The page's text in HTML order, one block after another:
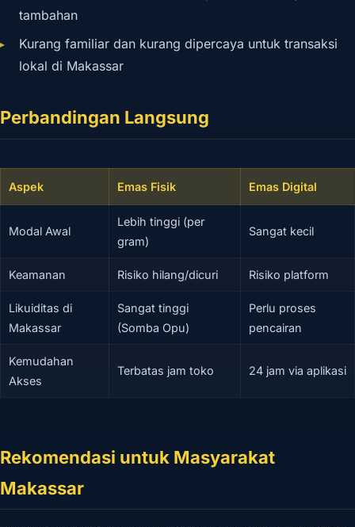
tambahan
Kurang familiar dan kurang dipercaya untuk transaksi
lokal di Makassar
Perbandingan Langsung
Aspek Emas Fisik Emas Digital
Modal Awal
Lebih tinggi (per
gram)
Sangat kecil
Keamanan Risiko hilang/dicuri Risiko platform
Likuiditas di
Makassar
Sangat tinggi
(Somba Opu)
Perlu proses
pencairan
Kemudahan
Akses
Terbatas jam toko 24 jam via aplikasi
Rekomendasi untuk Masyarakat
Makassar